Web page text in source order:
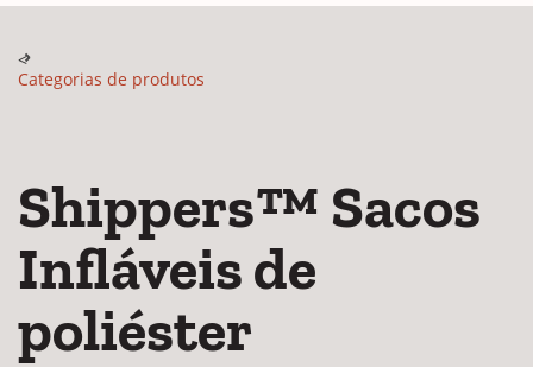
Categorias de produtos
Shippers™ Sacos
Infláveis de
poliéster